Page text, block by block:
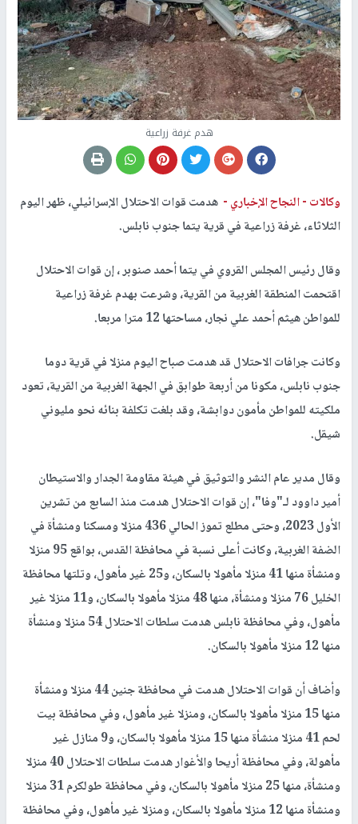
هدم غرفة زراعية
وكالات -النجاح الإخباري - هدمت قوات الاحتلال الإسرائيلي، ظهر اليوم
الثلاثاء، غرفة زراعية في قرية يتما جنوب نابلس.
وقال رئيس المجلس القروي في يتما أحمد صنوبر ، إن قوات الاحتلال
اقتحمت المنطقة الغربية من القرية، وشرعت بهدم غرفة زراعية
للمواطن هيثم أحمد علي نجار، مساحتها 12 مترا مربعا.
وكانت جرافات الاحتلال قد هدمت صباح اليوم منزلا في قرية دوما
جنوب نابلس، مكونا من أربعة طوابق في الجهة الغربية من القرية، تعود
ملكيته للمواطن مأمون دوابشة، وقد بلغت تكلفة بنائه نحو مليوني
شيقل.
وقال مدير عام النشر والتوثيق في هيئة مقاومة الجدار والاستيطان
أمير داوود لـ"وفا"، إن قوات الاحتلال هدمت منذ السابع من تشرين
الأول 2023، وحتى مطلع تموز الحالي 436 منزلا ومسكنا ومنشأة في
الضفة الغربية، وكانت أعلى نسبة في محافظة القدس، بواقع 95 منزلا
ومنشأة منها 41 منزلا مأهولا بالسكان، و25 غير مأهول، وتلتها محافظة
الخليل 76 منزلا ومنشأة، منها 48 منزلا مأهولا بالسكان، و11 منزلا غير
مأهول، وفي محافظة نابلس هدمت سلطات الاحتلال 54 منزلا ومنشأة
منها 12 منزلا مأهولا بالسكان.
وأضاف أن قوات الاحتلال هدمت في محافظة جنين 44 منزلا ومنشأة
منها 15 منزلا مأهولا بالسكان، ومنزلا غير مأهول، وفي محافظة بيت
لحم 41 منزلا منشأة منها 15 منزلا مأهولا بالسكان، و9 منازل غير
مأهولة، وفي محافظة أريحا والأغوار هدمت سلطات الاحتلال 40 منزلا
ومنشأة، منها 25 منزلا مأهولا بالسكان، وفي محافظة طولكرم 31 منزلا
ومنشأة منها 12 منزلا مأهولا بالسكان، ومنزلا غير مأهول، وفي محافظة